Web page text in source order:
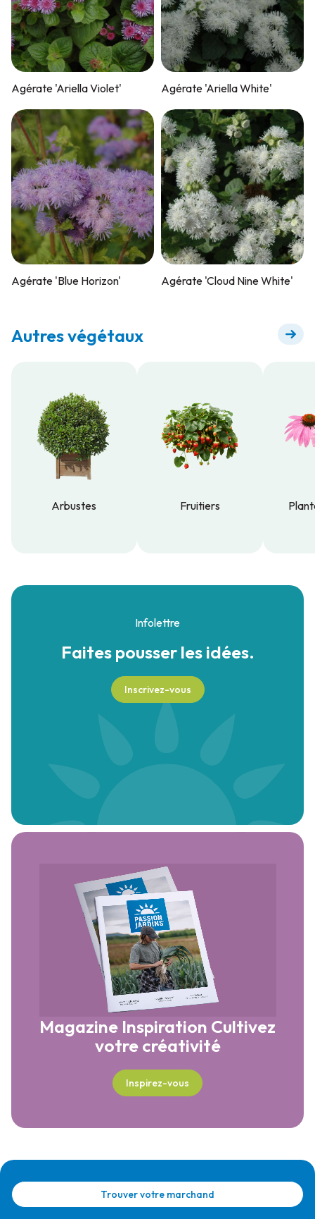
Agérate 'Ariella Violet' Agérate 'Ariella White'
Agérate 'Blue Horizon' Agérate 'Cloud Nine White'
Autres végétaux
Arbustes
Fruitiers
Infolettre
Faites pousserles idées.
Inscrivez-vous
Magazine Inspiration Cultivez
votre créativité
Inspirez-vous
Trouver votre marchand